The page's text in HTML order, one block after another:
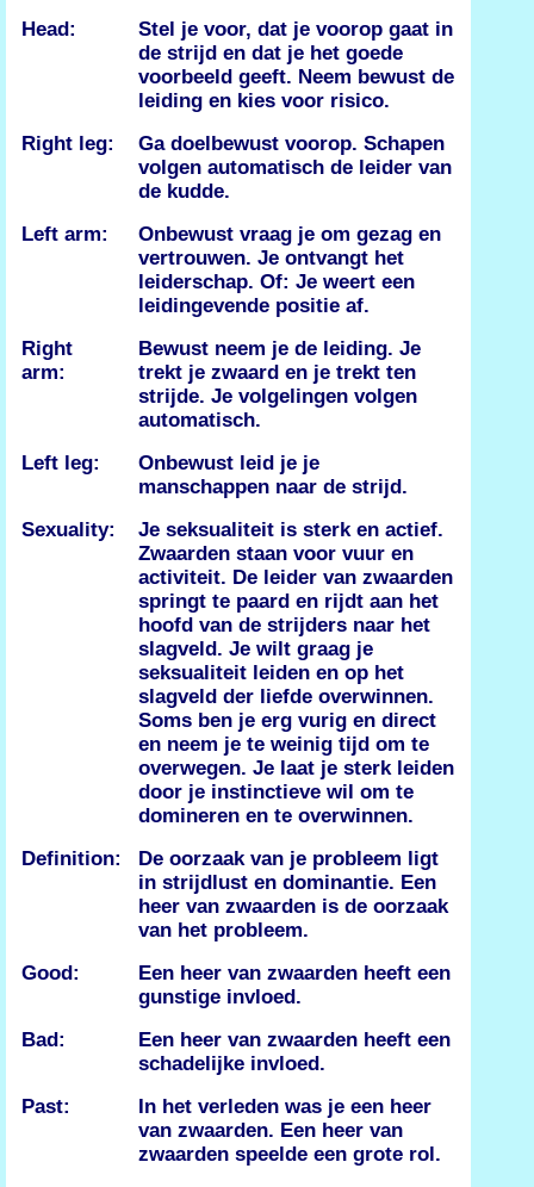
Head:
Stel je voor, dat je voorop gaat in
de strijd en dat je het goede
voorbeeld geeft. Neem bewust de
leiding en kies voor risico.
Right leg:
Ga doelbewust voorop. Schapen
volgen automatisch de leider van
de kudde.
Left arm:
Onbewust vraag je om gezag en
vertrouwen. Je ontvangt het
leiderschap. Of: Je weert een
leidingevende positie af.
Right
arm:
Bewust neem je de leiding. Je
trekt je zwaard en je trekt ten
strijde. Je volgelingen volgen
automatisch.
Left leg:
Onbewust leid je je
manschappen naar de strijd.
Sexuality:
Je seksualiteit is sterk en actief.
Zwaarden staan voor vuur en
activiteit. De leider van zwaarden
springt te paard en rijdt aan het
hoofd van de strijders naar het
slagveld. Je wilt graag je
seksualiteit leiden en op het
slagveld der liefde overwinnen.
Soms ben je erg vurig en direct
en neem je te weinig tijd om te
overwegen. Je laat je sterk leiden
door je instinctieve wil om te
domineren en te overwinnen.
Definition:
De oorzaak van je probleem ligt
in strijdlust en dominantie. Een
heer van zwaarden is de oorzaak
van het probleem.
Good:
Een heer van zwaarden heeft een
gunstige invloed.
Bad:
Een heer van zwaarden heeft een
schadelijke invloed.
Past:
In het verleden was je een heer
van zwaarden. Een heer van
zwaarden speelde een grote rol.